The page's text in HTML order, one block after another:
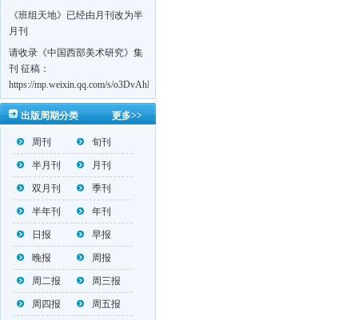
BMxk-
109PkA==&uniplatform=NZKPT&language=CHS
有限，自即日起停止使用，我刊
投稿邮箱变更为 高教投稿邮
邮箱：bedu@cmee.net.cn
《班组天地》已经由月刊改为半
月刊
请收录《中国西部美术研究》集
刊 征稿：
https://mp.weixin.qq.com/s/o3DvAhL6jtTS9ASccwcwPQ
第一辑：
https://mp.weixin.qq.com/s/_w2OMIu6Gs1QL0b_JWhZAQ
更多>>
出版周期分类
周刊 旬刊
半月刊 月刊
双月刊 季刊
半年刊 年刊
日报 早报
晚报 周报
周二报 周三报
周四报 周五报